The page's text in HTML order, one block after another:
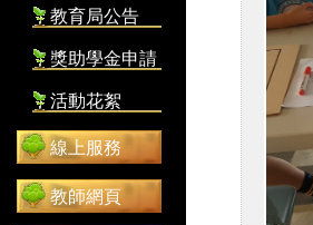
教育局公告
獎助學金申請
活動花絮
線上服務
教師網頁